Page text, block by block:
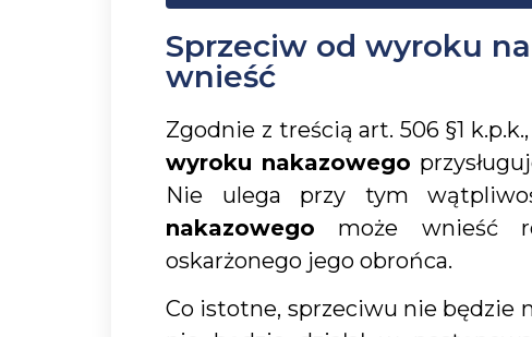
Sprzeciw od wyroku
wnieść
Zgodnie z treścią art. 506 §1
wyroku nakazowego
Nie ulega przy tym
nakazowego może wnieść
oskarżonego jego obrońca.
Co istotne, sprzeciwu nie będzie